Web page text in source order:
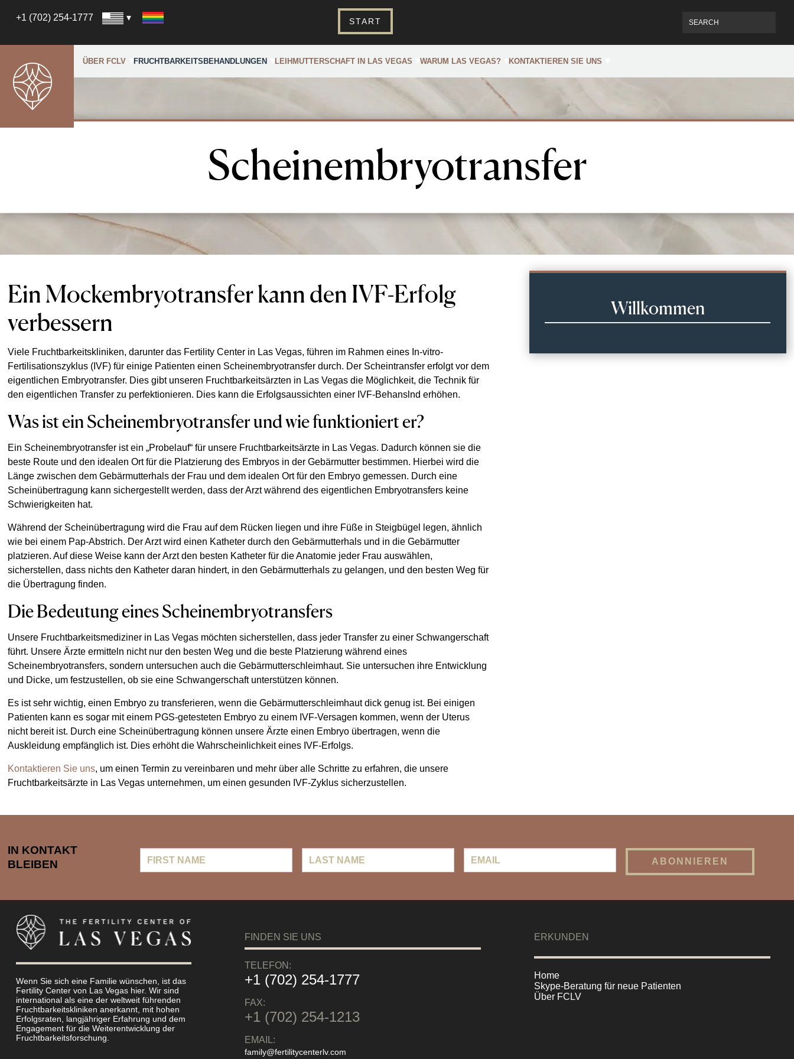
+1 (702) 254-1777 START
ÜBER FCLV FRUCHTBARKEITSBEHANDLUNGEN LEIHMUTTERSCHAFT IN LAS VEGAS WARUM LAS VEGAS? KONTAKTIEREN SIE UNS
Scheinembryotransfer
Ein Mockembryotransfer kann den IVF-Erfolg
verbessern
Viele Fruchtbarkeitskliniken, darunter das Fertility Center in Las Vegas, führen im Rahmen eines In-vitro-
Fertilisationszyklus (IVF) für einige Patienten einen Scheinembryotransfer durch. Der Scheintransfer erfolgt vor dem
eigentlichen Embryotransfer. Dies gibt unseren Fruchtbarkeitsärzten in Las Vegas die Möglichkeit, die Technik für
den eigentlichen Transfer zu perfektionieren. Dies kann die Erfolgsaussichten einer IVF-Behanslnd erhöhen.
Was ist ein Scheinembryotransfer und wie funktioniert er?
Ein Scheinembryotransfer ist ein „Probelauf“ für unsere Fruchtbarkeitsärzte in Las Vegas. Dadurch können sie die
beste Route und den idealen Ort für die Platzierung des Embryos in der Gebärmutter bestimmen. Hierbei wird die
Länge zwischen dem Gebärmutterhals der Frau und dem idealen Ort für den Embryo gemessen. Durch eine
Scheinübertragung kann sichergestellt werden, dass der Arzt während des eigentlichen Embryotransfers keine
Schwierigkeiten hat.
Während der Scheinübertragung wird die Frau auf dem Rücken liegen und ihre Füße in Steigbügel legen, ähnlich
wie bei einem Pap-Abstrich. Der Arzt wird einen Katheter durch den Gebärmutterhals und in die Gebärmutter
platzieren. Auf diese Weise kann der Arzt den besten Katheter für die Anatomie jeder Frau auswählen,
sicherstellen, dass nichts den Katheter daran hindert, in den Gebärmutterhals zu gelangen, und den besten Weg für
die Übertragung finden.
Die Bedeutung eines Scheinembryotransfers
Unsere Fruchtbarkeitsmediziner in Las Vegas möchten sicherstellen, dass jeder Transfer zu einer Schwangerschaft
führt. Unsere Ärzte ermitteln nicht nur den besten Weg und die beste Platzierung während eines
Scheinembryotransfers, sondern untersuchen auch die Gebärmutterschleimhaut. Sie untersuchen ihre Entwicklung
und Dicke, um festzustellen, ob sie eine Schwangerschaft unterstützen können.
Es ist sehr wichtig, einen Embryo zu transferieren, wenn die Gebärmutterschleimhaut dick genug ist. Bei einigen
Patienten kann es sogar mit einem PGS-getesteten Embryo zu einem IVF-Versagen kommen, wenn der Uterus
nicht bereit ist. Durch eine Scheinübertragung können unsere Ärzte einen Embryo übertragen, wenn die
Auskleidung empfänglich ist. Dies erhöht die Wahrscheinlichkeit eines IVF-Erfolgs.
Kontaktieren Sie uns, um einen Termin zu vereinbaren und mehr über alle Schritte zu erfahren, die unsere
Fruchtbarkeitsärzte in Las Vegas unternehmen, um einen gesunden IVF-Zyklus sicherzustellen.
Willkommen
IN KONTAKT
BLEIBEN
Name
Name
Wenn Sie sich eine Familie wünschen, ist das
Fertility Center von Las Vegas hier. Wir sind
international als eine der weltweit führenden
Fruchtbarkeitskliniken anerkannt, mit hohen
Erfolgsraten, langjähriger Erfahrung und dem
Engagement für die Weiterentwicklung der
Fruchtbarkeitsforschung.
FINDEN SIE UNS
TELEFON:
+1 (702) 254-1777
FAX:
+1 (702) 254-1213
EMAIL:
family@fertilitycenterlv.com
ERKUNDEN
Home
Skype-Beratung für neue Patienten
Über FCLV